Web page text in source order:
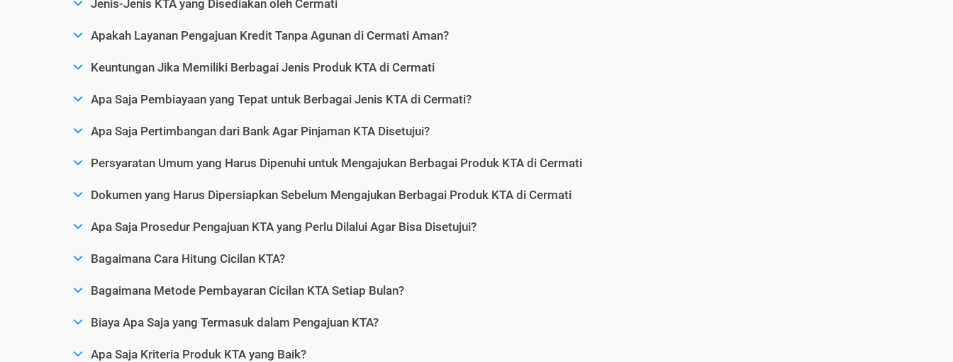
Jenis-Jenis KTA yang Disediakan oleh Cermati
Apakah Layanan Pengajuan Kredit Tanpa Agunan di Cermati Aman?
Keuntungan Jika Memiliki Berbagai Jenis Produk KTA di Cermati
Apa Saja Pembiayaan yang Tepat untuk Berbagai Jenis KTA di Cermati?
Apa Saja Pertimbangan dari Bank Agar Pinjaman KTA Disetujui?
Persyaratan Umum yang Harus Dipenuhi untuk Mengajukan Berbagai Produk KTA di Cermati
Dokumen yang Harus Dipersiapkan Sebelum Mengajukan Berbagai Produk KTA di Cermati
Apa Saja Prosedur Pengajuan KTA yang Perlu Dilalui Agar Bisa Disetujui?
Bagaimana Cara Hitung Cicilan KTA?
Bagaimana Metode Pembayaran Cicilan KTA Setiap Bulan?
Biaya Apa Saja yang Termasuk dalam Pengajuan KTA?
Apa Saja Kriteria Produk KTA yang Baik?